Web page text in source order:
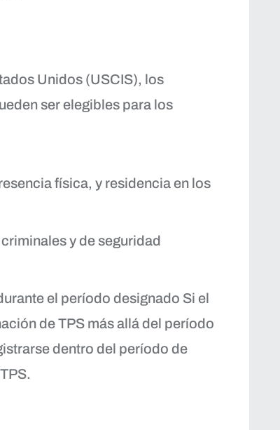
Unidos (USCIS), los
ser elegibles para los
física, y residencia en los
y de seguridad
el período designado Si el
de TPS más allá del período
dentro del período de